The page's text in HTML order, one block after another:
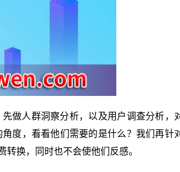
做人群洞察分析，以及用户调查分析，
度，看看他们需要的是什么？我们再针
换，同时也不会使他们反感。